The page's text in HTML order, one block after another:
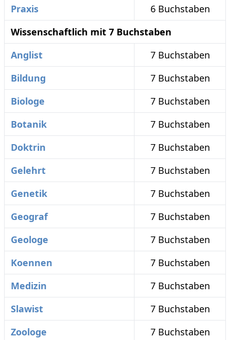
Praxis
6 Buchstaben
Wissenschaftlich mit 7 Buchstaben
Anglist
7 Buchstaben
Bildung
7 Buchstaben
Biologe
7 Buchstaben
Botanik
7 Buchstaben
Doktrin
7 Buchstaben
Gelehrt
7 Buchstaben
Genetik
7 Buchstaben
Geograf
7 Buchstaben
Geologe
7 Buchstaben
Koennen
7 Buchstaben
Medizin
7 Buchstaben
Slawist
7 Buchstaben
Zoologe
7 Buchstaben